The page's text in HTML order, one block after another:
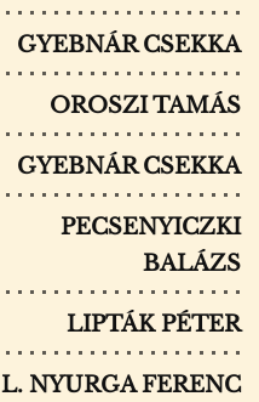
GYEBNÁR CSEKKA
OROSZI TAMÁS
GYEBNÁR CSEKKA
PECSENYICZKI
BALÁZS
LIPTÁK PÉTER
L. NYURGA FERENC